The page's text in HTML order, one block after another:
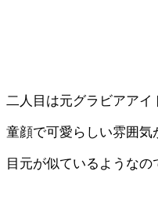
二人目は元グラビアアイ
童顔で可愛らしい雰囲気
目元が似ているようなの